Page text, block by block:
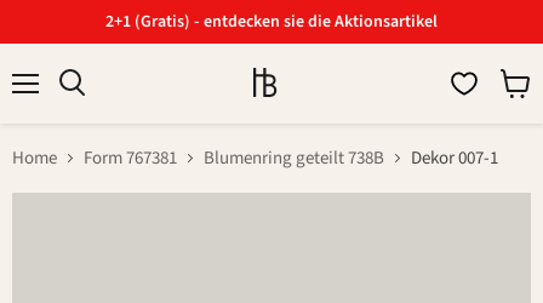
2+1 (Gratis) - entdecken sie die Aktionsartikel
Home Form 767381 Blumenring geteilt 738B Dekor 007-1